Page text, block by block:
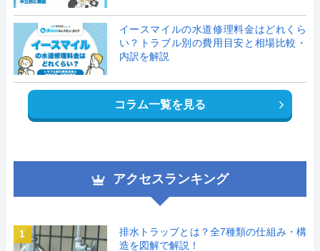
イースマイルの水道修理料金はどれくら
い？トラブル別の費用目安と相場比較・
内訳を解説
コラム一覧を見る
アクセスランキング
1
排水トラップとは？全7種類の仕組み・構
造を図解で解説！